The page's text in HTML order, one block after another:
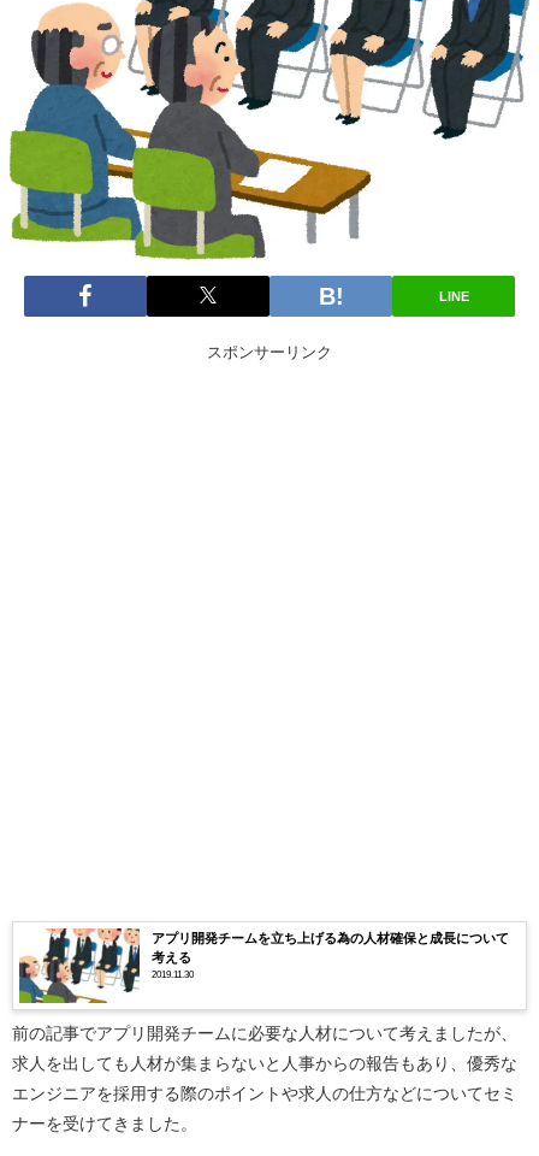
LINE
スポンサーリンク
アプリ開発チームを立ち上げる為の人材確保と成長について
考える
2019.11.30
前の記事でアプリ開発チームに必要な人材について考えましたが、
求人を出しても人材が集まらないと人事からの報告もあり、優秀な
エンジニアを採用する際のポイントや求人の仕方などについてセミ
ナーを受けてきました。